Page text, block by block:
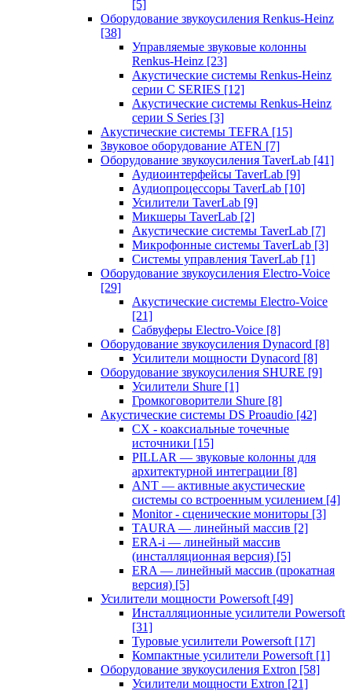
[5]
Оборудование звукоусиления Renkus-Heinz
[38]
Управляемые звуковые колонны
Renkus-Heinz [23]
Акустические системы Renkus-Heinz
серии C SERIES [12]
Акустические системы Renkus-Heinz
серии S Series [3]
Акустические системы TEFRA [15]
Звуковое оборудование ATEN [7]
Оборудование звукоусиления TaverLab [41]
Аудиоинтерфейсы TaverLab [9]
Аудиопроцессоры TaverLab [10]
Усилители TaverLab [9]
Микшеры TaverLab [2]
Акустические системы TaverLab [7]
Микрофонные системы TaverLab [3]
Системы управления TaverLab [1]
Оборудование звукоусиления Electro-Voice
[29]
Акустические системы Electro-Voice
[21]
Сабвуферы Electro-Voice [8]
Оборудование звукоусиления Dynacord [8]
Усилители мощности Dynacord [8]
Оборудование звукоусиления SHURE [9]
Усилители Shure [1]
Громкоговорители Shure [8]
Акустические системы DS Proaudio [42]
CX - коаксиальные точечные
источники [15]
PILLAR — звуковые колонны для
архитектурной интеграции [8]
ANT — активные акустические
системы со встроенным усилением [4]
Monitor - сценические мониторы [3]
TAURA — линейный массив [2]
ERA-i — линейный массив
(инсталляционная версия) [5]
ERA — линейный массив (прокатная
версия) [5]
Усилители мощности Powersoft [49]
Инсталляционные усилители Powersoft
[31]
Туровые усилители Powersoft [17]
Компактные усилители Powersoft [1]
Оборудование звукоусиления Extron [58]
Усилители мощности Extron [21]